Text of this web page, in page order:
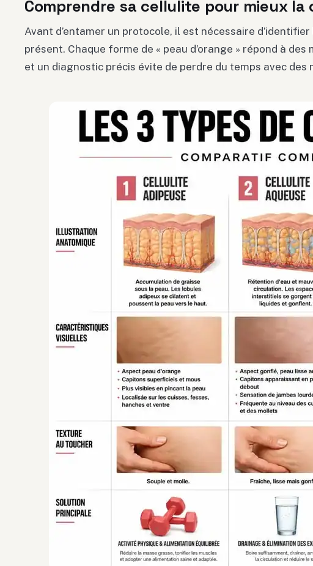
Comprendre sa cellulite pour mieux la
Avant d’entamer un protocole, il est nécessaire
présent. Chaque forme de « peau d’orange » répond à
et un diagnostic précis évite de perdre du temps avec des